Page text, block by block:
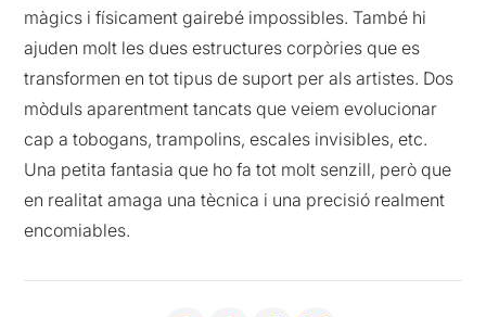
màgics i físicament gairebé impossibles. També hi
ajuden molt les dues estructures corpòries que es
transformen en tot tipus de suport per als artistes. Dos
mòduls aparentment tancats que veiem evolucionar
cap a tobogans, trampolins, escales invisibles, etc.
Una petita fantasia que ho fa tot molt senzill, però que
en realitat amaga una tècnica i una precisió realment
encomiables.